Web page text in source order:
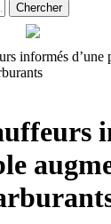
Chercher
informés d’une